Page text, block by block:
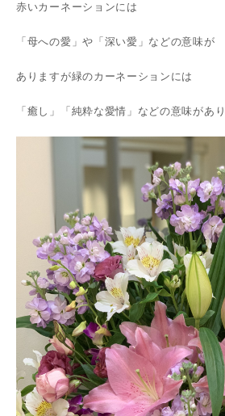
赤いカーネーションには
「母への愛」や「深い愛」などの意味が
ありますが緑のカーネーションには
「癒し」「純粋な愛情」などの意味があり